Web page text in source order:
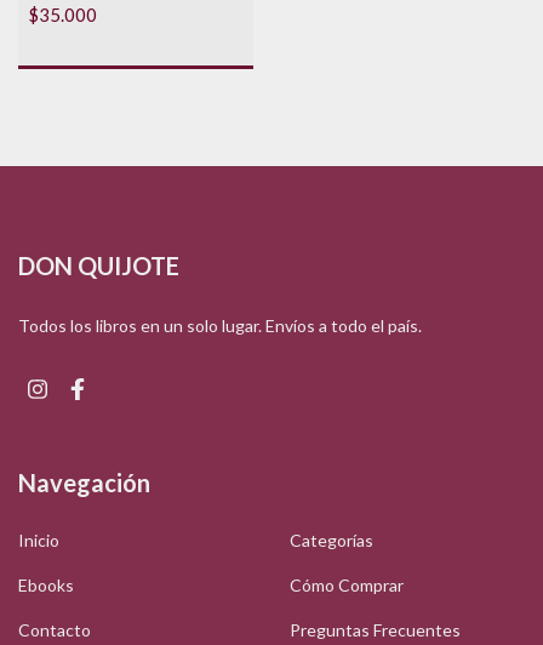
$35.000
DON QUIJOTE
Todos los libros en un solo lugar. Envíos a todo el país.
Navegación
Inicio Categorías
Ebooks Cómo Comprar
Contacto Preguntas Frecuentes